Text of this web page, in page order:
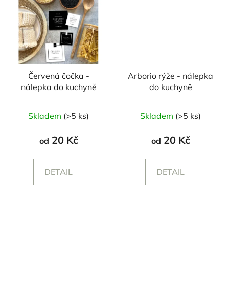
Červená čočka -
nálepka do kuchyně
Skladem (>5 ks)
od 20 Kč
DETAIL
Arborio rýže - nálepka
do kuchyně
Skladem (>5 ks)
od 20 Kč
DETAIL